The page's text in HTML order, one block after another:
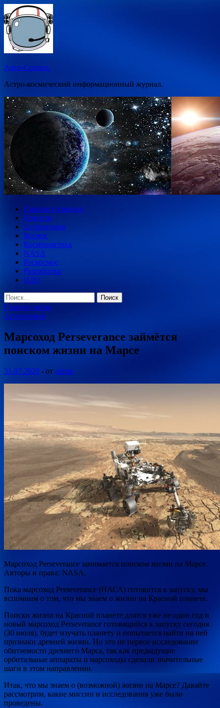
Перейти
к
содержимому
Astro-Cosmos.
Астро-космический информационный журнал.
Главная страница
Новости
Астрономия
Космос
Космонавтика
NASA
Роскосмос
Разработки
НЛО
Найти:
Главное меню
Астрономия
Марсоход Perseverance займётся
поиском жизни на Марсе
31.07.2020 - от admin
Марсоход Perseverance занимается поиском жизни на Марсе.
Авторы и права: NASA.
Пока марсоход Perseverance (НАСА) готовится к запуску, мы
вспомним о том, что мы знаем о жизни на Красной планете.
Поиски жизни на Красной планете длятся уже не один год и
новый марсоход Perseverance готовящийся к запуску сегодня
(30 июля), будет изучать планету и попытается найти на ней
признаки древней жизни. Но это не первое исследование
обитаемости древнего Марса, так как предыдущие
орбитальные аппараты и марсоходы сделали значительные
шаги в этом направлении.
Итак, что мы знаем о (возможной) жизни на Марсе? Давайте
рассмотрим, какие миссии и исследования уже были
проведены.